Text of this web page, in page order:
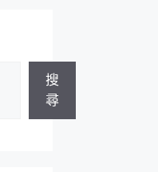
搜
尋